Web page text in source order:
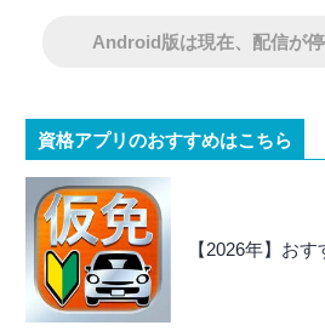
Android版は現在、配信が
資格アプリのおすすめはこちら
【2026年】お